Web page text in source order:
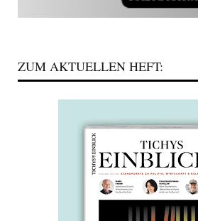
ZUM AKTUELLEN HEFT: